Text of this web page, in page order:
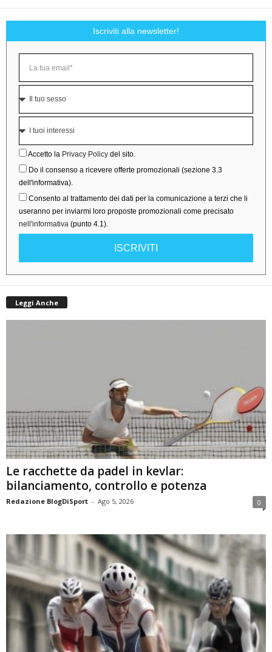
Iscriviti alla newsletter!
Accetto la Privacy Policy del sito.
Do il consenso a ricevere offerte promozionali (sezione 3.3
dell'informativa).
Consento al trattamento dei dati per la comunicazione a terzi che li
useranno per inviarmi loro proposte promozionali come precisato
nell'informativa (punto 4.1).
ISCRIVITI
Leggi Anche
Le racchette da padel in kevlar:
bilanciamento, controllo e potenza
Redazione BlogDiSport - Ago 5, 2026 0